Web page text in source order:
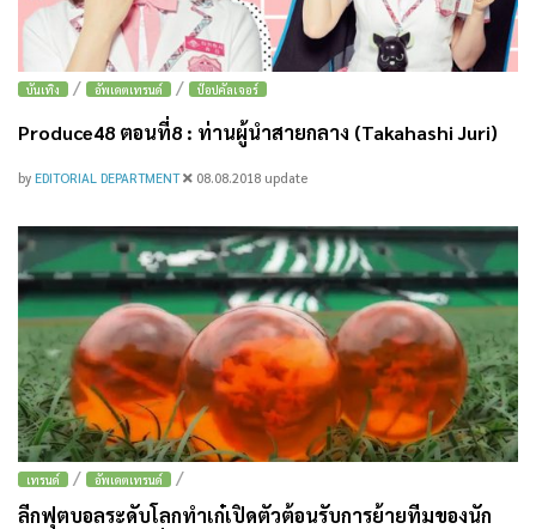
บันเทิง / อัพเดตเทรนด์ / ป๊อปคัลเจอร์
Produce48 ตอนที่8 : ท่านผู้นำสายกลาง (Takahashi Juri)
by EDITORIAL DEPARTMENT 08.08.2018 update
เทรนด์ / อัพเดตเทรนด์ /
ลีกฟุตบอลระดับโลกทำเก๋เปิดตัวต้อนรับการย้ายทีมของนัก